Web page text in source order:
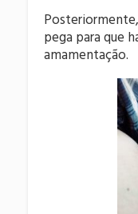
pega para que
amamentação.